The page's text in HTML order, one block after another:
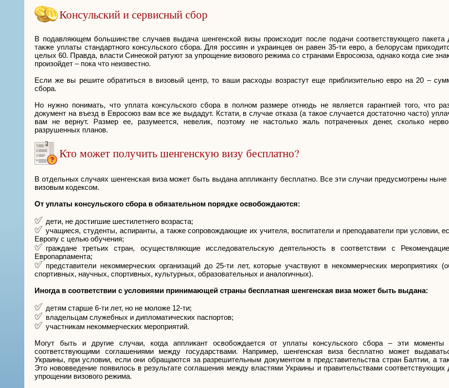
Консульский и сервисный сбор
В подавляющем большинстве случаев выдача шенгенской визы происходит после подачи соответствующего пакета
также уплаты стандартного консульского сбора. Для россиян и украинцев он равен 35-ти евро, а белорусам
целых 60. Правда, власти Синеокой ратуют за упрощение визового режима со странами Евросоюза, однако когда сие
произойдет – пока что неизвестно.
Если же вы решите обратиться в визовый центр, то ваши расходы возрастут еще приблизительно евро на 20 –
сбора.
Но нужно понимать, что уплата консульского сбора в полном размере отнюдь не является гарантией того, что
документ на въезд в Евросоюз вам все же выдадут. Кстати, в случае отказа (а такое случается достаточно часто)
вам не вернут. Размер ее, разумеется, невелик, поэтому не настолько жаль потраченных денег, сколько
разрушенных планов.
Кто может получить шенгенскую визу бесплатно?
В отдельных случаях шенгенская виза может быть выдана аппликанту бесплатно. Все эти случаи предусмотрены
визовым кодексом.
От уплаты консульского сбора в обязательном порядке освобождаются:
дети, не достигшие шестилетнего возраста;
учащиеся, студенты, аспиранты, а также сопровождающие их учителя, воспитатели и преподаватели при условии,
Европу с целью обучения;
граждане третьих стран, осуществляющие исследовательскую деятельность в соответствии с
Европарламента;
представители некоммерческих организаций до 25-ти лет, которые участвуют в некоммерческих мероприятиях
спортивных, научных, спортивных, культурных, образовательных и аналогичных).
Иногда в соответствии с условиями принимающей страны бесплатная шенгенская виза может быть выдана:
детям старше 6-ти лет, но не моложе 12-ти;
владельцам служебных и дипломатических паспортов;
участникам некоммерческих мероприятий.
Могут быть и другие случаи, когда аппликант освобождается от уплаты консульского сбора – эти моменты
соответствующими соглашениями между государствами. Например, шенгенская виза бесплатно может
Украины, при условии, если они обращаются за разрешительным документом в представительства стран Балтии, а
Это нововведение появилось в результате соглашения между властями Украины и правительствами
упрощении визового режима.